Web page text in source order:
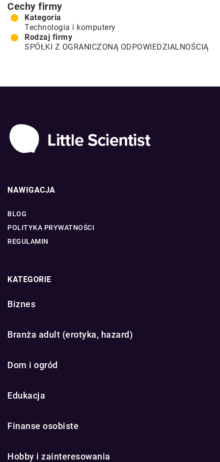
Cechy firmy
Kategoria
Technologia i komputery
Rodzaj firmy
SPÓŁKI Z OGRANICZONĄ ODPOWIEDZIALNOŚCIĄ
NAWIGACJA
BLOG
POLITYKA PRYWATNOŚCI
REGULAMIN
KATEGORIE
Biznes
Branża adult (erotyka, hazard)
Dom i ogród
Edukacja
Finanse osobiste
Hobby i zainteresowania